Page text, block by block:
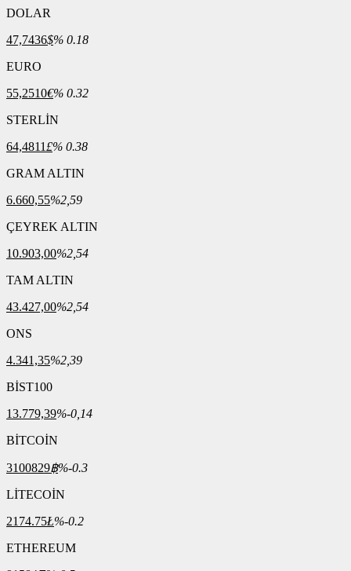
DOLAR
47,7436$% 0.18
EURO
55,2510€% 0.32
STERLİN
64,4811£% 0.38
GRAM ALTIN
6.660,55%2,59
ÇEYREK ALTIN
10.903,00%2,54
TAM ALTIN
43.427,00%2,54
ONS
4.341,35%2,39
BİST100
13.779,39%-0,14
BİTCOİN
3100829฿%-0.3
LİTECOİN
2174.75Ł%-0.2
ETHEREUM